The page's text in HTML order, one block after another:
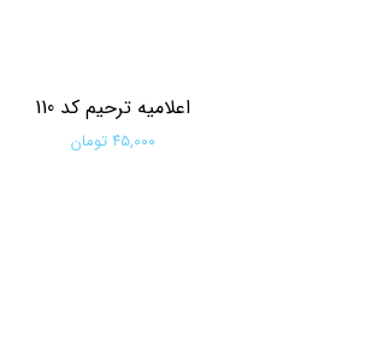
اعلامیه ترحیم کد 110
۴۵,۰۰۰ تومان